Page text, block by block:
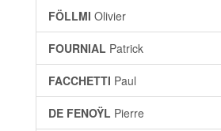
FÖLLMI Olivier
FOURNIAL Patrick
FACCHETTI Paul
DE FENOŸL Pierre